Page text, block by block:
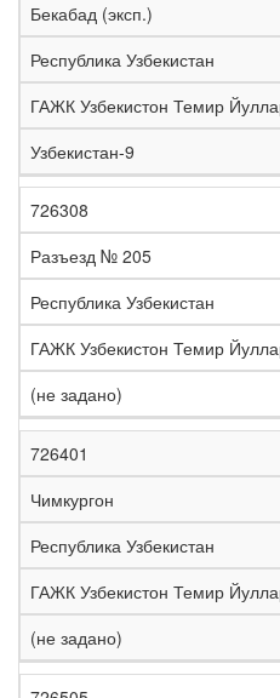
Бекабад (эксп.)
Республика Узбекистан
ГАЖК Узбекистон Темир
Узбекистан-9
726308
Разъезд № 205
Республика Узбекистан
ГАЖК Узбекистон Темир
(не задано)
726401
Чимкургон
Республика Узбекистан
ГАЖК Узбекистон Темир
(не задано)